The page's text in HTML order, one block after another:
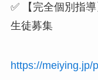
✅ 【完全個別指
生徒募集
https://meiying.jp/